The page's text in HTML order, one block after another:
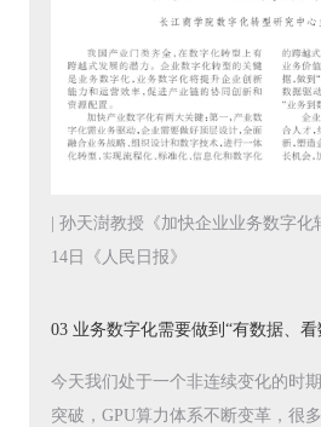
| 孙天澍教授《加快企业业务数字化
14日《人民日报》
03 业务数字化需要做到“有数据、看
今天我们处于一个非连续变化的时
突破，GPU算力体系不断变革，很